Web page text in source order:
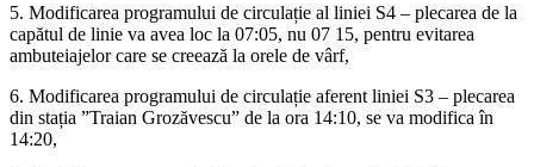
5. Modificarea programului de circulație al liniei S4 – plecarea de la
capătul de linie va avea loc la 07:05, nu 07 15, pentru evitarea
ambuteiajelor care se creează la orele de vârf,
6. Modificarea programului de circulație aferent liniei S3 – plecarea
din stația ”Traian Grozăvescu” de la ora 14:10, se va modifica în
14:20,